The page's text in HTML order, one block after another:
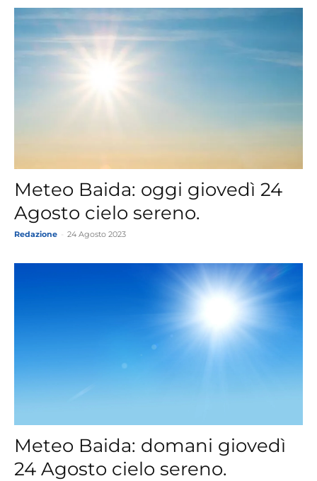
Meteo Baida: oggi giovedì 24
Agosto cielo sereno.
Redazione 24 Agosto 2023
Meteo Baida: domani giovedì
24 Agosto cielo sereno.